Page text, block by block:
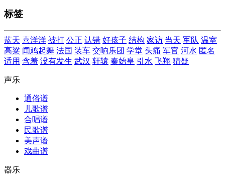
标签
蓝天 喜洋洋 被打 公正 认错 好孩子 结构 家访 当天 军队 温室
高粱 闻鸡起舞 法国 装车 交响乐团 学堂 头痛 军官 河水 匿名
适用 含羞 没有发生 武汉 轩辕 秦始皇 引水 飞翔 猜疑
声乐
通俗谱
儿歌谱
合唱谱
民歌谱
美声谱
戏曲谱
器乐